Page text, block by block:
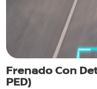
Frenado Con
PED)